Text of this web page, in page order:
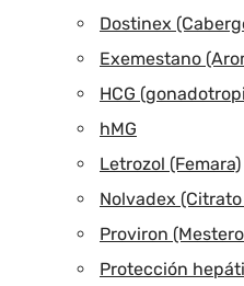
Dostinex
Exemestano
HCG
hMG
Letrozol (Femara)
Nolvadex
Proviron
Protección